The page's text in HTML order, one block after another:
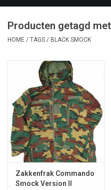
Bescherming
Messen & Multitools
Schoenen
Speelgoed
Survival
Producten getagd
HOME / TAGS / BLACK SMOCK
Zakkenfrak Commando
Smock Version II